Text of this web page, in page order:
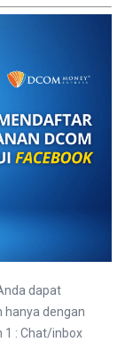
dapat
hanya dengan
1 : Chat/inbox